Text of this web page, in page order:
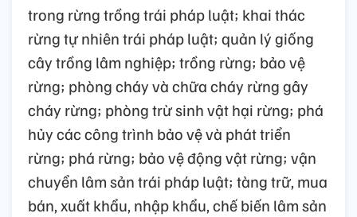
trong rừng trồng trái pháp luật; khai thác
rừng tự nhiên trái pháp luật; quản lý giống
cây trồng lâm nghiệp; trồng rừng; bảo vệ
rừng; phòng cháy và chữa cháy rừng gây
cháy rừng; phòng trừ sinh vật hại rừng; phá
hủy các công trình bảo vệ và phát triển
rừng; phá rừng; bảo vệ động vật rừng; vận
chuyển lâm sản trái pháp luật; tàng trữ, mua
bán, xuất khẩu, nhập khẩu, chế biến lâm sản